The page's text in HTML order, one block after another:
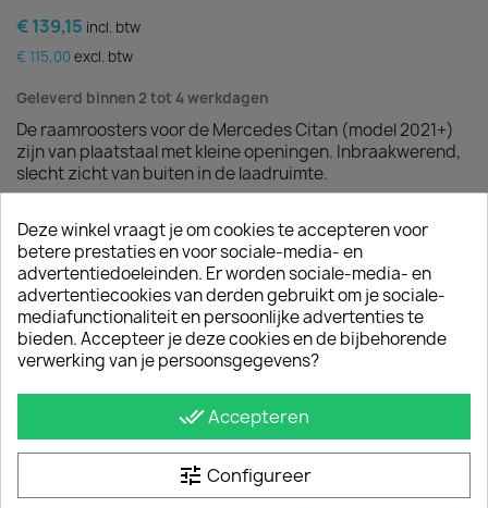
€ 139,15 incl. btw
€ 115,00 excl. btw
Geleverd binnen 2 tot 4 werkdagen
De raamroosters voor de Mercedes Citan (model 2021+)
zijn van plaatstaal met kleine openingen. Inbraakwerend,
slecht zicht van buiten in de laadruimte.
achterdeuren:
Eenvoudig te monteren
Bemoeilijkt inbraak
Voorkomt ruitschade door vallende/schuivende lading
Maatwerk Mercedes Citan 2021
Deze winkel vraagt je om cookies te accepteren voor
betere prestaties en voor sociale-media- en
advertentiedoeleinden. Er worden sociale-media- en
advertentiecookies van derden gebruikt om je sociale-
mediafunctionaliteit en persoonlijke advertenties te
bieden. Accepteer je deze cookies en de bijbehorende
verwerking van je persoonsgegevens?
done_allAccepteren
tune Configureer